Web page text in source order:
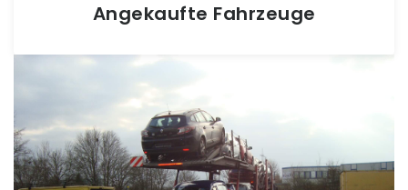
Angekaufte Fahrzeuge